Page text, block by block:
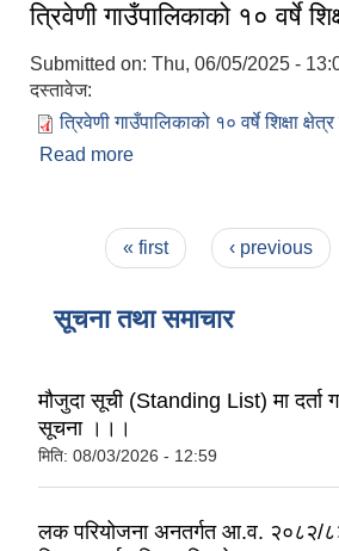
त्रिवेणी गाउँपालिकाको १० वर्षे
Submitted on: Thu, 06/05/2025 -
दस्तावेज:
त्रिवेणी गाउँपालिकाको १० वर्षे शिक्षा
Read more
Pages« first ‹ previous
सूचना तथा समाचार
मौजुदा सूची (Standing List) मा दर्ता
सूचना ।।।
मिति: 08/03/2026 - 12:59
लक परियोजना अनतर्गत आ.व. २०८२/८३